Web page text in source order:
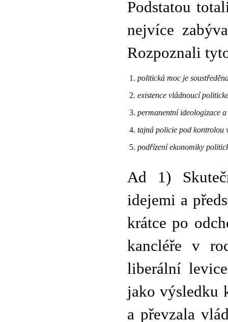
Podstatou
nejvíce
Rozpoznali
politická moc je
existence vládnoucí
permanentní ideologizace
tajná policie pod kontrolou
podřízení ekonomiky
Ad 1)
idejemi a
krátce po
kancléře v
liberální
jako výsledku
a převzala